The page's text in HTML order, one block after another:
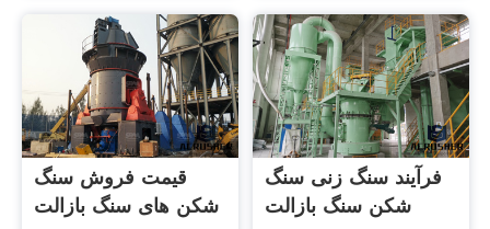
قیمت فروش سنگ
شکن های سنگ بازالت
فرآیند سنگ زنی سنگ
شکن سنگ بازالت